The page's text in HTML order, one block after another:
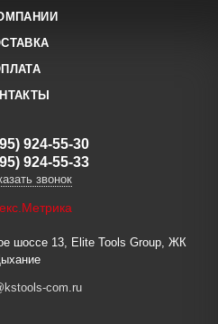
924-55-30
924-55-33
звонок
шоссе 13, Elite Tools Group, ЖК
com.ru